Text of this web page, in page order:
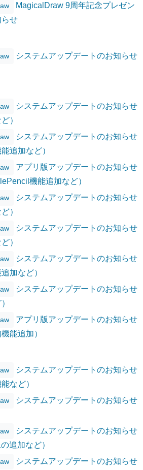
MagicalDraw 9周年記念プレゼン
らせ
システムアップデートのお知らせ
システムアップデートのお知らせ
）
システムアップデートのお知らせ
追加など）
アプリ版アップデートのお知らせ
機能追加など）
システムアップデートのお知らせ
）
システムアップデートのお知らせ
）
システムアップデートのお知らせ
加など）
システムアップデートのお知らせ
アプリ版アップデートのお知らせ
能追加）
システムアップデートのお知らせ
など）
システムアップデートのお知らせ
システムアップデートのお知らせ
追加など）
システムアップデートのお知らせ